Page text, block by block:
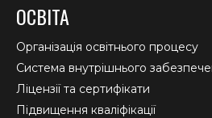
opens
in
new
window
opens
in
new
window
in
new
window
ОСВІТА
Організація освітнього процесу
Система внутрішнього
Ліцензії та сертифікати
Підвищення кваліфікації